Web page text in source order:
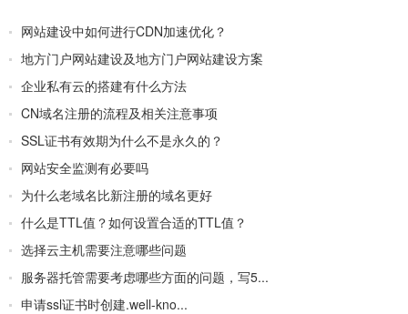
网站建设中如何进行CDN加速优化？
地方门户网站建设及地方门户网站建设方案
企业私有云的搭建有什么方法
CN域名注册的流程及相关注意事项
SSL证书有效期为什么不是永久的？
网站安全监测有必要吗
为什么老域名比新注册的域名更好
什么是TTL值？如何设置合适的TTL值？
选择云主机需要注意哪些问题
服务器托管需要考虑哪些方面的问题，写5...
申请ssl证书时创建.well-kno...